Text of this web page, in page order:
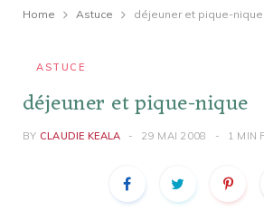
Home Astuce déjeuner et pique-nique
ASTUCE
déjeuner et pique-nique
BY CLAUDIE KEALA 29 MAI 2008 1 MIN